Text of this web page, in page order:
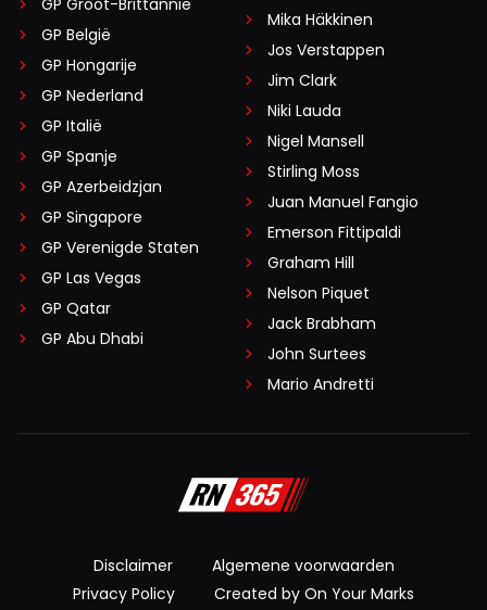
GP Groot-Brittannië
GP België
GP Hongarije
GP Nederland
GP Italië
GP Spanje
GP Azerbeidzjan
GP Singapore
GP Verenigde Staten
GP Las Vegas
GP Qatar
GP Abu Dhabi
Mika Häkkinen
Jos Verstappen
Jim Clark
Niki Lauda
Nigel Mansell
Stirling Moss
Juan Manuel Fangio
Emerson Fittipaldi
Graham Hill
Nelson Piquet
Jack Brabham
John Surtees
Mario Andretti
Disclaimer
Algemene voorwaarden
Privacy Policy
Created by On Your Marks